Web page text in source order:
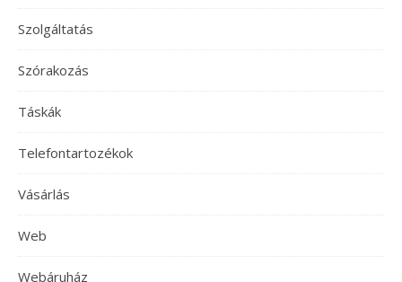
Szolgáltatás
Szórakozás
Táskák
Telefontartozékok
Vásárlás
Web
Webáruház